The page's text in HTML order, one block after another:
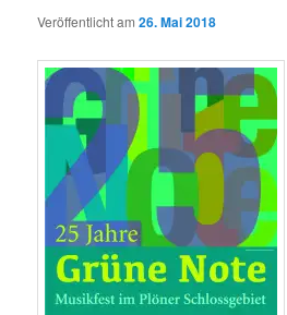
Veröffentlicht am26. Mai 2018